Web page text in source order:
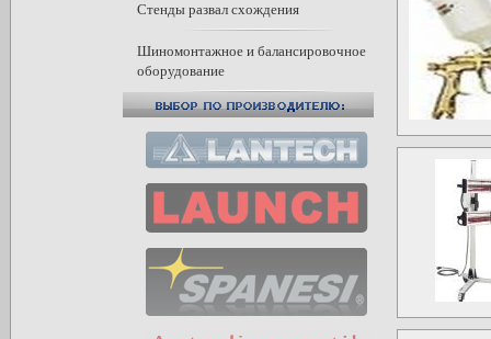
Стенды развал схождения
Шиномонтажное и балансировочное
оборудование